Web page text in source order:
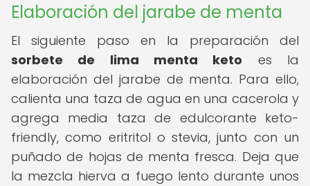
Elaboración del jarabe de menta
El siguiente paso en la preparación del
sorbete de lima menta keto es la
elaboración del jarabe de menta. Para ello,
calienta una taza de agua en una cacerola y
agrega media taza de edulcorante keto-
friendly, como eritritol o stevia, junto con un
puñado de hojas de menta fresca. Deja que
la mezcla hierva a fuego lento durante unos